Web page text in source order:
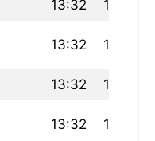
13:32 17:42
13:32 17:41
13:32 17:40
13:32 17:39